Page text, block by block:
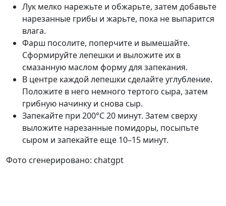
Лук мелко нарежьте и обжарьте, затем добавьте
нарезанные грибы и жарьте, пока не выпарится
влага.
Фарш посолите, поперчите и вымешайте.
Сформируйте лепешки и выложите их в
смазанную маслом форму для запекания.
В центре каждой лепешки сделайте углубление.
Положите в него немного тертого сыра, затем
грибную начинку и снова сыр.
Запекайте при 200°C 20 минут. Затем сверху
выложите нарезанные помидоры, посыпьте
сыром и запекайте еще 10–15 минут.
Фото сгенерировано: chatgpt